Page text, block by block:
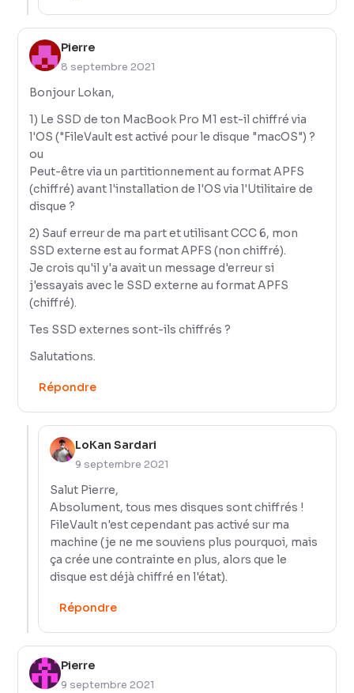
Pierre
8 septembre 2021
Bonjour Lokan,
1) Le SSD de ton MacBook Pro M1 est-il chiffré via
l'OS ("FileVault est activé pour le disque "macOS") ?
ou
Peut-être via un partitionnement au format APFS
(chiffré) avant l'installation de l'OS via l'Utilitaire de
disque ?
2) Sauf erreur de ma part et utilisant CCC 6, mon
SSD externe est au format APFS (non chiffré).
Je crois qu'il y'a avait un message d'erreur si
j'essayais avec le SSD externe au format APFS
(chiffré).
Tes SSD externes sont-ils chiffrés ?
Salutations.
Répondre
LoKan Sardari
9 septembre 2021
Salut Pierre,
Absolument, tous mes disques sont chiffrés !
FileVault n'est cependant pas activé sur ma
machine (je ne me souviens plus pourquoi, mais
ça crée une contrainte en plus, alors que le
disque est déjà chiffré en l'état).
Répondre
Pierre
9 septembre 2021